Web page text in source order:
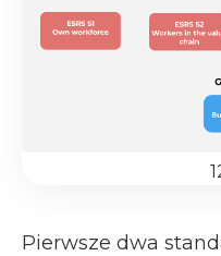
Pierwsze dwa